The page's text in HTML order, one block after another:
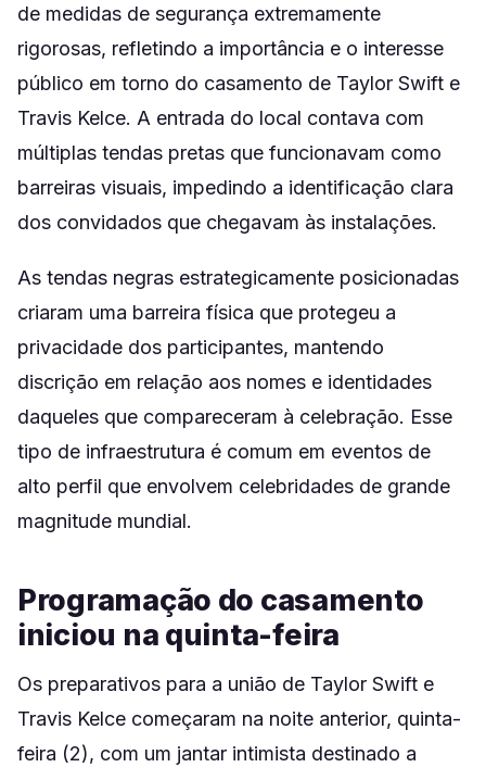
de medidas de segurança extremamente
rigorosas, refletindo a importância e o interesse
público em torno do casamento de Taylor Swift e
Travis Kelce. A entrada do local contava com
múltiplas tendas pretas que funcionavam como
barreiras visuais, impedindo a identificação clara
dos convidados que chegavam às instalações.
As tendas negras estrategicamente posicionadas
criaram uma barreira física que protegeu a
privacidade dos participantes, mantendo
discrição em relação aos nomes e identidades
daqueles que compareceram à celebração. Esse
tipo de infraestrutura é comum em eventos de
alto perfil que envolvem celebridades de grande
magnitude mundial.
Programação do casamento
iniciou na quinta-feira
Os preparativos para a união de Taylor Swift e
Travis Kelce começaram na noite anterior, quinta-
feira (2), com um jantar intimista destinado a